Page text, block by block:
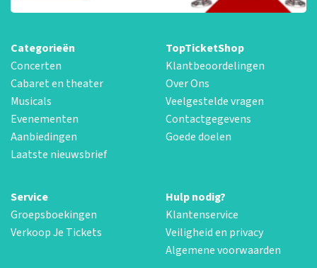
Categorieën
Concerten
Cabaret en theater
Musicals
Evenementen
Aanbiedingen
Laatste nieuwsbrief
TopTicketShop
Klantbeoordelingen
Over Ons
Veelgestelde vragen
Contactgegevens
Goede doelen
Service
Groepsboekingen
Verkoop Je Tickets
Hulp nodig?
Klantenservice
Veiligheid en privacy
Algemene voorwaarden